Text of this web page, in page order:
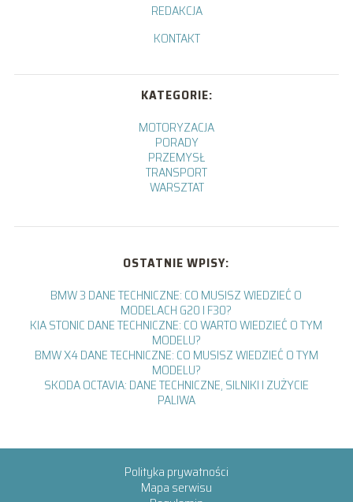
REDAKCJA
KONTAKT
KATEGORIE:
MOTORYZACJA
PORADY
PRZEMYSŁ
TRANSPORT
WARSZTAT
OSTATNIE WPISY:
BMW 3 DANE TECHNICZNE: CO MUSISZ WIEDZIEĆ O
MODELACH G20 I F30?
KIA STONIC DANE TECHNICZNE: CO WARTO WIEDZIEĆ O TYM
MODELU?
BMW X4 DANE TECHNICZNE: CO MUSISZ WIEDZIEĆ O TYM
MODELU?
SKODA OCTAVIA: DANE TECHNICZNE, SILNIKI I ZUŻYCIE
PALIWA
Polityka prywatności
Mapa serwisu